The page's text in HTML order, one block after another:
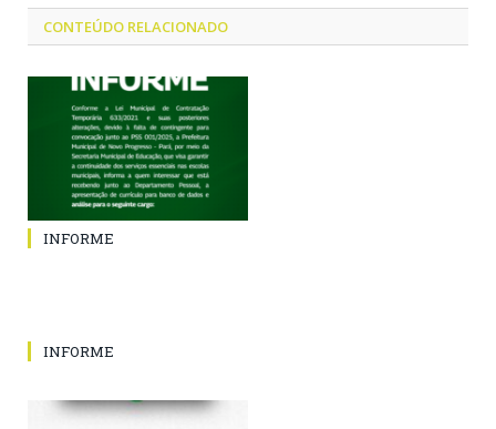
CONTEÚDO RELACIONADO
INFORME
INFORME